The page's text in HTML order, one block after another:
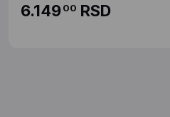
6.14900 RSD